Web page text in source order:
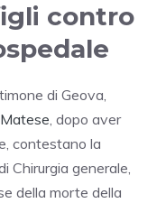
contro
di Geova,
, dopo aver
contestano la
Chirurgia generale,
della morte della